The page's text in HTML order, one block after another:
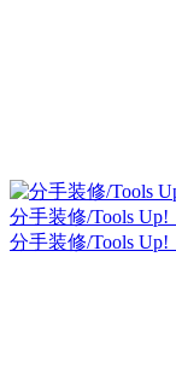
分手装修/Tools Up!
分手装修/Tools Up!